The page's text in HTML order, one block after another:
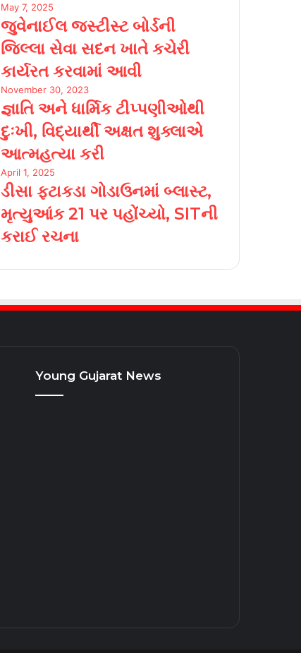
May 7, 2025
જુવેનાઈલ જસ્ટીસ્ટ બોર્ડની
જિલ્લા સેવા સદન ખાતે કચેરી
કાર્યરત કરવામાં આવી
November 30, 2023
જ્ઞાતિ અને ધાર્મિક ટીપ્પણીઓથી
દુઃખી, વિદ્યાર્થી અક્ષત શુક્લાએ
આત્મહત્યા કરી
April 1, 2025
ડીસા ફટાકડા ગોડાઉનમાં બ્લાસ્ટ,
મૃત્યુઆંક 21 પર પહોંચ્યો, SITની
કરાઈ રચના
Young Gujarat News